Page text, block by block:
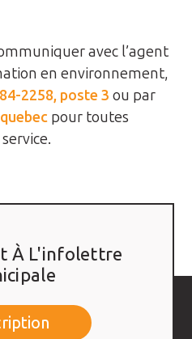
avec l’agent
en environnement,
2258, poste 3 ou par
pour toutes
À L'infolettre